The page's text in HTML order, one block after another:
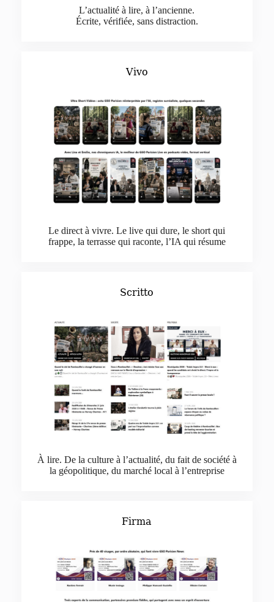
L’actualité à lire, à l’ancienne.
Écrite, vérifiée, sans distraction.
Vivo
Le direct à vivre. Le live qui dure, le short qui
frappe, la terrasse qui raconte, l’IA qui résume
Scritto
À lire. De la culture à l’actualité, du fait de société à
la géopolitique, du marché local à l’entreprise
Firma